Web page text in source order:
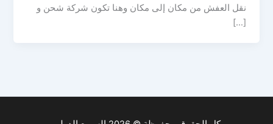
نقل العفش من مكان إلى مكان وهنا تكون شركة شحن و
[…]